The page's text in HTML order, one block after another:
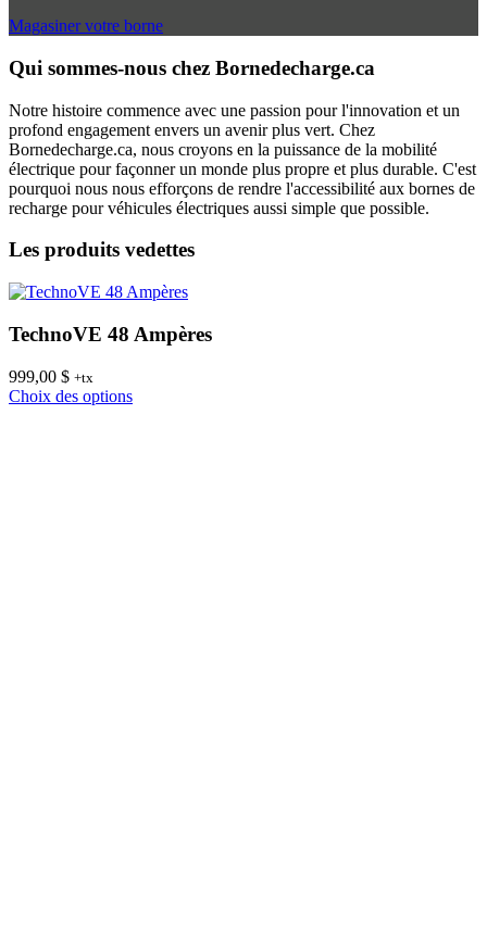
Magasiner votre borne
Qui sommes-nous chez Bornedecharge.ca
Notre histoire commence avec une passion pour l'innovation et un
profond engagement envers un avenir plus vert. Chez
Bornedecharge.ca, nous croyons en la puissance de la mobilité
électrique pour façonner un monde plus propre et plus durable. C'est
pourquoi nous nous efforçons de rendre l'accessibilité aux bornes de
recharge pour véhicules électriques aussi simple que possible.
Les produits vedettes
TechnoVE 48 Ampères
999,00 $ +tx
Choix des optionsCe